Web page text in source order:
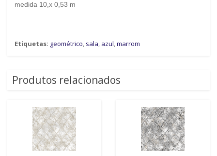
medida 10,x 0,53 m
Etiquetas: geométrico, sala, azul,marrom
Produtos relacionados